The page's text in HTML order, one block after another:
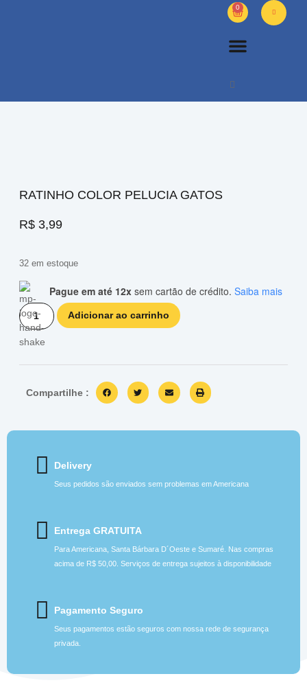
0
RATINHO COLOR PELUCIA GATOS
R$ 3,99
32 em estoque
Pague em até 12x sem cartão de crédito. Saiba mais
Adicionar ao carrinho
Compartilhe :
Delivery
Seus pedidos são enviados sem problemas em Americana
Entrega GRATUITA
Para Americana, Santa Bárbara D´Oeste e Sumaré. Nas compras
acima de R$ 50,00. Serviços de entrega sujeitos à disponibilidade
Pagamento Seguro
Seus pagamentos estão seguros com nossa rede de segurança
privada.